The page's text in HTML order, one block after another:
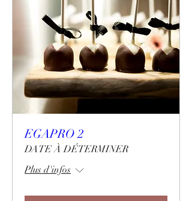
EGAPRO 2
DATE À DÉTERMINER
Plus d'infos